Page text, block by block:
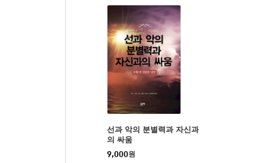
선과 악의 분별력과 자신과
의 싸움
9,000원